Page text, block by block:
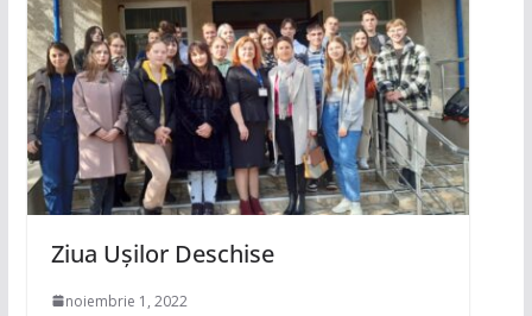
Ziua Ușilor Deschise
noiembrie 1, 2022